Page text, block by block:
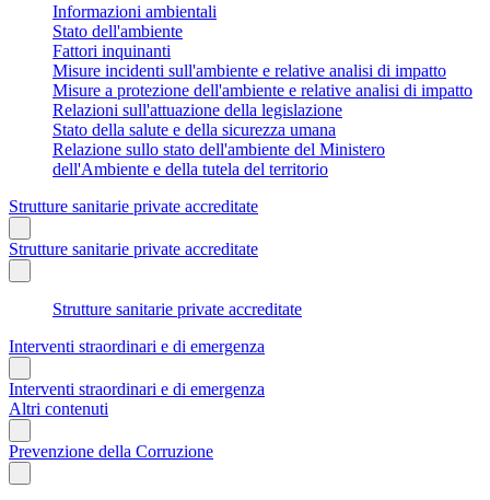
Informazioni ambientali
Stato dell'ambiente
Fattori inquinanti
Misure incidenti sull'ambiente e relative analisi di impatto
Misure a protezione dell'ambiente e relative analisi di impatto
Relazioni sull'attuazione della legislazione
Stato della salute e della sicurezza umana
Relazione sullo stato dell'ambiente del Ministero
dell'Ambiente e della tutela del territorio
Strutture sanitarie private accreditate
Strutture sanitarie private accreditate
Strutture sanitarie private accreditate
Interventi straordinari e di emergenza
Interventi straordinari e di emergenza
Altri contenuti
Prevenzione della Corruzione